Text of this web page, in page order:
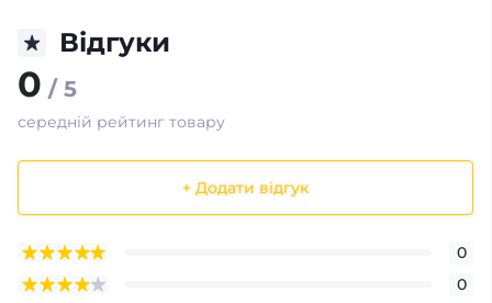
Відгуки
0 / 5
середній рейтинг товару
+ Додати відгук
0
0